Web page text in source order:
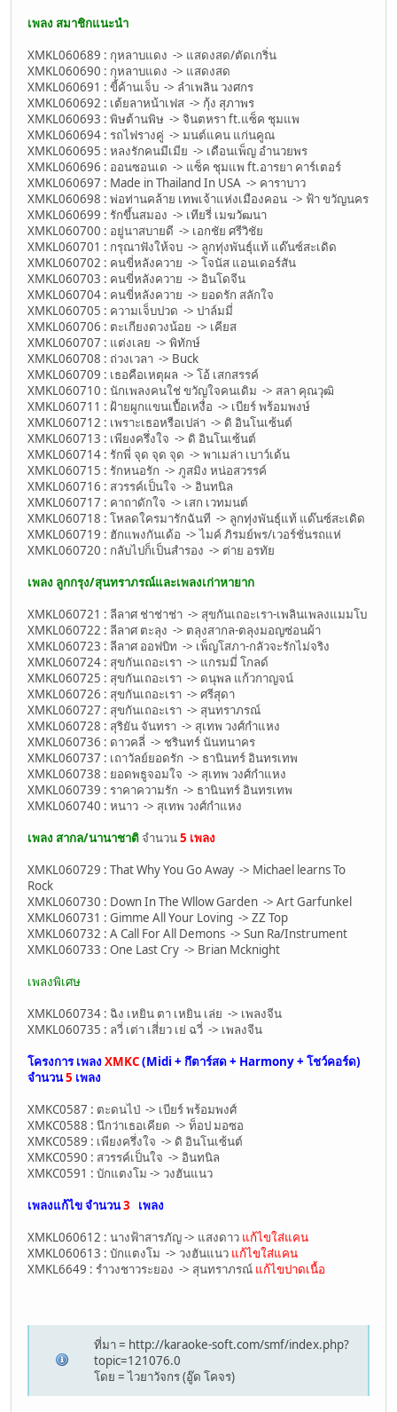
เพลง สมาชิกแนะนำ
XMKL060689 : กุหลาบแดง -> แสดงสด/ตัดเกริ่น
XMKL060690 : กุหลาบแดง -> แสดงสด
XMKL060691 : ขี้ค้านเจ็บ -> ลำเพลิน วงศกร
XMKL060692 : เต้ยลาหน้าเฟส -> กุ้ง สุภาพร
XMKL060693 : พิษต้านพิษ -> จินตหรา ft.แซ็ค ชุมแพ
XMKL060694 : รถไฟรางคู่ -> มนต์แคน แก่นคูณ
XMKL060695 : หลงรักคนมีเมีย -> เดือนเพ็ญ อำนวยพร
XMKL060696 : ออนซอนเด -> แซ็ค ชุมแพ ft.อารยา คาร์เตอร์
XMKL060697 : Made in Thailand In USA -> คาราบาว
XMKL060698 : พ่อท่านคล้าย เทพเจ้าแห่งเมืองคอน -> ฟ้า ขวัญนคร
XMKL060699 : รักขึ้นสมอง -> เทียรี่ เมฆวัฒนา
XMKL060700 : อยู่นาสบายดี -> เอกชัย ศรีวิชัย
XMKL060701 : กรุณาฟังให้จบ -> ลูกทุ่งพันธุ์แท้ แด๊นซ์สะเดิด
XMKL060702 : คนขี่หลังควาย -> โจนัส แอนเดอร์สัน
XMKL060703 : คนขี่หลังควาย -> อินโดจีน
XMKL060704 : คนขี่หลังควาย -> ยอดรัก สลักใจ
XMKL060705 : ความเจ็บปวด -> ปาล์มมี่
XMKL060706 : ตะเกียงดวงน้อย -> เคียส
XMKL060707 : แต่งเลย -> พิทักษ์
XMKL060708 : ถ่วงเวลา -> Buck
XMKL060709 : เธอคือเหตุผล -> โอ้ เสกสรรค์
XMKL060710 : นักเพลงคนใช่ ขวัญใจคนเดิม -> สลา คุณวุฒิ
XMKL060711 : ฝ้ายผูกแขนเปื้อเหงื่อ -> เบียร์ พร้อมพงษ์
XMKL060712 : เพราะเธอหรือเปล่า -> ดิ อินโนเซ้นต์
XMKL060713 : เพียงครึ่งใจ -> ดิ อินโนเซ้นต์
XMKL060714 : รักพี่ จุด จุด จุด -> พาเมล่า เบาว์เด้น
XMKL060715 : รักหนอรัก -> ภูสมิง หน่อสวรรค์
XMKL060716 : สวรรค์เป็นใจ -> อินทนิล
XMKL060717 : คาถาดักใจ -> เสก เวทมนต์
XMKL060718 : โหลดใครมารักฉันที -> ลูกทุ่งพันธุ์แท้ แด๊นซ์สะเดิด
XMKL060719 : ฮักแพงกันเด้อ -> ไมค์ ภิรมย์พร/เวอร์ชั่นรถแห่
XMKL060720 : กลับไปก็เป็นสำรอง -> ต่าย อรทัย
เพลง ลูกกรุง/สุนทราภรณ์และเพลงเก่าหายาก
XMKL060721 : ลีลาศ ช่าช่าช่า -> สุขกันเถอะเรา-เพลินเพลงแมมโบ
XMKL060722 : ลีลาศ ตะลุง -> ตลุงสากล-ตลุงมอญซ่อนผ้า
XMKL060723 : ลีลาศ ออฟบิท -> เพ็ญโสภา-กลัวจะรักไม่จริง
XMKL060724 : สุขกันเถอะเรา -> แกรมมี่ โกลด์
XMKL060725 : สุขกันเถอะเรา -> ดนุพล แก้วกาญจน์
XMKL060726 : สุขกันเถอะเรา -> ศรีสุดา
XMKL060727 : สุขกันเถอะเรา -> สุนทราภรณ์
XMKL060728 : สุริยัน จันทรา -> สุเทพ วงศ์กำแหง
XMKL060736 : ดาวคลี่ -> ชรินทร์ นันทนาคร
XMKL060737 : เถาวัลย์ยอดรัก -> ธานินทร์ อินทรเทพ
XMKL060738 : ยอดพธูจอมใจ -> สุเทพ วงศ์กำแหง
XMKL060739 : ราคาความรัก -> ธานินทร์ อินทรเทพ
XMKL060740 : หนาว -> สุเทพ วงศ์กำแหง
เพลง สากล/นานาชาติ จำนวน5 เพลง
XMKL060729 : That Why You Go Away -> Michael learns To
Rock
XMKL060730 : Down In The Wllow Garden -> Art Garfunkel
XMKL060731 : Gimme All Your Loving -> ZZ Top
XMKL060732 : A Call For All Demons -> Sun Ra/Instrument
XMKL060733 : One Last Cry -> Brian Mcknight
เพลงพิเศษ
XMKL060734 : ฉิง เหยิน ตา เหยิน เล่ย -> เพลงจีน
XMKL060735 : ลวี่ เต่า เสี่ยว เย่ ฉวี่ -> เพลงจีน
โครงการ เพลง XMKC(Midi + กึตาร์สด + Harmony + โชว์คอร์ด)
จำนวน5 เพลง
XMKC0587 : ตะดนไป่ -> เบียร์ พร้อมพงศ์
XMKC0588 : นึกว่าเธอเคียด -> ท็อป มอซอ
XMKC0589 : เพียงครึ่งใจ -> ดิ อินโนเซ้นต์
XMKC0590 : สวรรค์เป็นใจ -> อินทนิล
XMKC0591 : บักแตงโม -> วงฮันแนว
เพลงแก้ไข จำนวน3
เพลง
XMKL060612 : นางฟ้าสารภัญ -> แสงดาว แก้ไขใส่แคน
XMKL060613 : บักแตงโม -> วงฮันแนว แก้ไขใส่แคน
XMKL6649 : รำวงชาวระยอง -> สุนทราภรณ์ แก้ไขปาดเนื้อ
ที่มา = http://karaoke-soft.com/smf/index.php?
topic=121076.0
โดย = ไวยาวัจกร (อู๊ด โคจร)